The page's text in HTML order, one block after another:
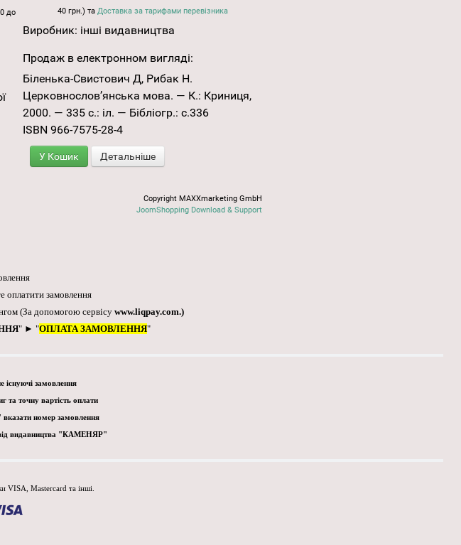
до
40 грн.) та Доставка за тарифами перевізника
Виробник: інші видавництва
Продаж в електронном вигляді:
Біленька-Свистович Д, Рибак Н.
Церковнослов’янська мова. — К.: Криниця,
2000. — 335 с.: іл. — Бібліогр.: с.336
ISBN 966-7575-28-4
У Кошик Детальніше
Copyright MAXXmarketing GmbH
JoomShopping Download & Support
оплатити замовлення
(За допомогою сервісу www.liqpay.com.)
" ► "ОПЛАТА ЗАМОВЛЕННЯ"
існуючі замовлення
та точну вартість оплати
вказати номер замовлення
від видавництва "КАМЕНЯР"
VISA, Mastercard та інші.